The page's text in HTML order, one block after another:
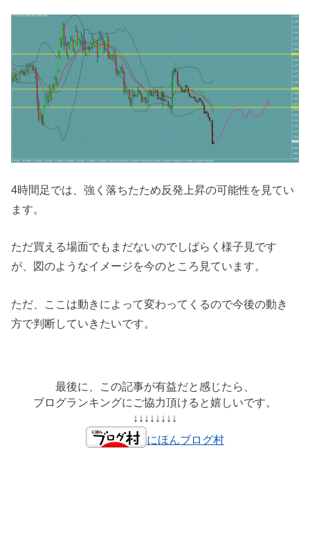
4時間足では、強く落ちたため反発上昇の可能性を見てい
ます。
ただ買える場面でもまだないのでしばらく様子見です
が、図のようなイメージを今のところ見ています。
ただ、ここは動きによって変わってくるので今後の動き
方で判断していきたいです。
最後に、この記事が有益だと感じたら、
ブログランキングにご協力頂けると嬉しいです。
↓↓↓↓↓↓↓↓
にほんブログ村